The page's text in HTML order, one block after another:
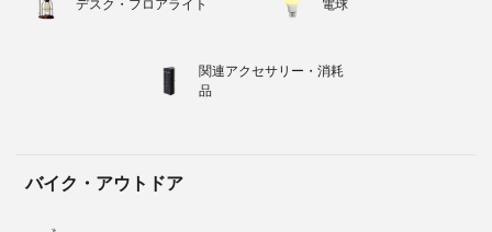
デスク・フロアライト 電球
関連アクセサリー・消耗
品
バイク・アウトドア